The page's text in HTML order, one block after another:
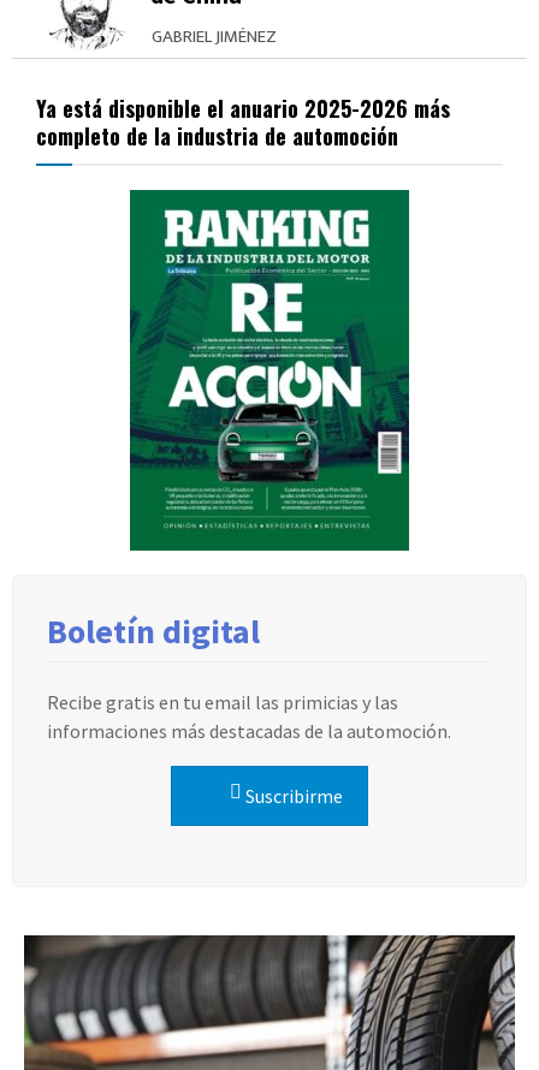
GABRIEL JIMÉNEZ
Ya está disponible el anuario 2025-2026 más
completo de la industria de automoción
Boletín digital
Recibe gratis en tu email las primicias y las
informaciones más destacadas de la automoción.
Suscribirme